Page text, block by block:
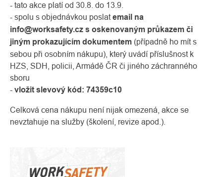
- tato akce platí od 30.8. do 13.9.
- spolu s objednávkou poslatemail na
info@worksafety.cz s oskenovaným průkazem či
jiným prokazujícím dokumentem (případně ho mít s
sebou při osobním nákupu), který uvádí příslušnost k
HZS, SDH, policii, Armádě ČR či jiného záchranného
sboru
- vložit slevový kód: 74359c10
Celková cena nákupu není nijak omezená, akce se
nevztahuje na služby (školení, revize apod.).